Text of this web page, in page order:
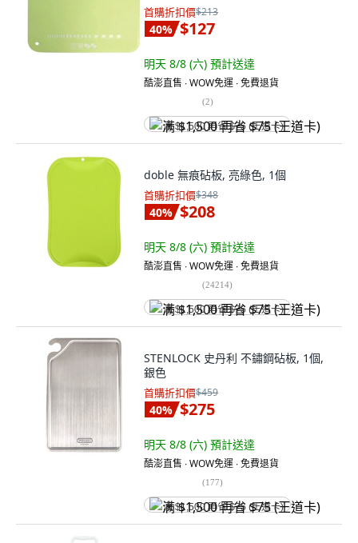
首購折扣價$213
40% $127
明天 8/8 (六) 預計送達
酷澎直售 ∙ WOW免運 ∙ 免費退貨
(2)
满 $1,500 再省 $75 (王道卡)
doble 無痕砧板, 亮綠色, 1個
首購折扣價$348
40% $208
明天 8/8 (六) 預計送達
酷澎直售 ∙ WOW免運 ∙ 免費退貨
(24214)
满 $1,500 再省 $75 (王道卡)
STENLOCK 史丹利 不鏽鋼砧板, 1個,
銀色
首購折扣價$459
40% $275
明天 8/8 (六) 預計送達
酷澎直售 ∙ WOW免運 ∙ 免費退貨
(177)
满 $1,500 再省 $75 (王道卡)